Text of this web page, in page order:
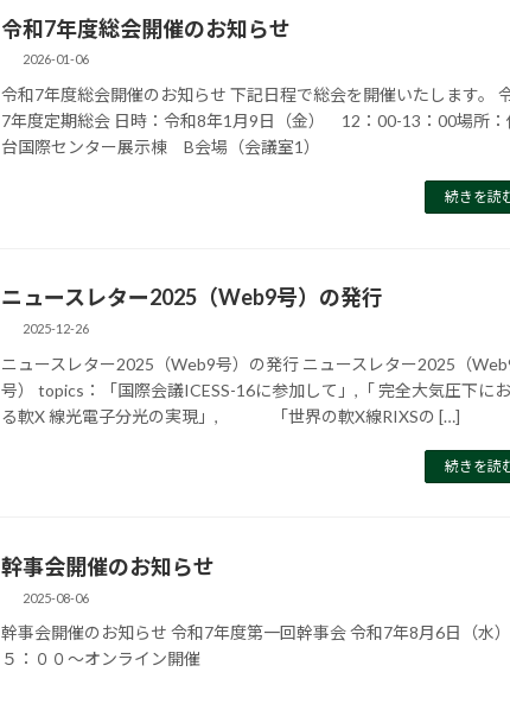
令和7年度総会開催のお知らせ
2026-01-06
令和7年度総会開催のお知らせ 下記日程で総会を開催いたします。
7年度定期総会 日時：令和8年1月9日（金） 12：00-13：00場所：
台国際センター展示棟 B会場（会議室1）
続きを読
ニュースレター2025（Web9号）の発行
2025-12-26
ニュースレター2025（Web9号）の発行 ニュースレター2025（
号） topics：「国際会議ICESS-16に参加して」,「 完全⼤気圧下に
る軟X 線光電⼦分光の実現」, 「世界の軟X線RIXSの […]
続きを読
幹事会開催のお知らせ
2025-08-06
幹事会開催のお知らせ 令和7年度第一回幹事会 令和7年8月6日（水）
５：００～オンライン開催